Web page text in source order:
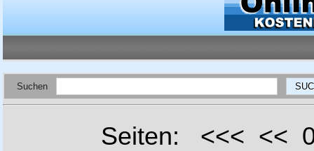
Suchen
Seiten: <<< <<